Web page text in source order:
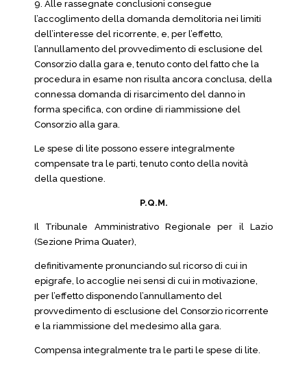
9. Alle rassegnate conclusioni consegue
l’accoglimento della domanda demolitoria nei limiti
dell’interesse del ricorrente, e, per l’effetto,
l’annullamento del provvedimento di esclusione del
Consorzio dalla gara e, tenuto conto del fatto che la
procedura in esame non risulta ancora conclusa, della
connessa domanda di risarcimento del danno in
forma specifica, con ordine di riammissione del
Consorzio alla gara.
Le spese di lite possono essere integralmente
compensate tra le parti, tenuto conto della novità
della questione.
P.Q.M.
Il Tribunale Amministrativo Regionale per il Lazio
(Sezione Prima Quater),
definitivamente pronunciando sul ricorso di cui in
epigrafe, lo accoglie nei sensi di cui in motivazione,
per l’effetto disponendo l’annullamento del
provvedimento di esclusione del Consorzio ricorrente
e la riammissione del medesimo alla gara.
Compensa integralmente tra le parti le spese di lite.